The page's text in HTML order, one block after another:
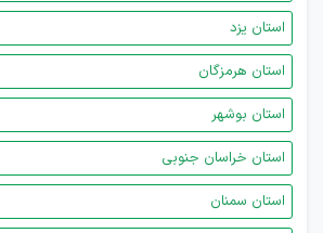
استان یزد
استان هرمزگان
استان بوشهر
استان خراسان جنوبی
استان سمنان